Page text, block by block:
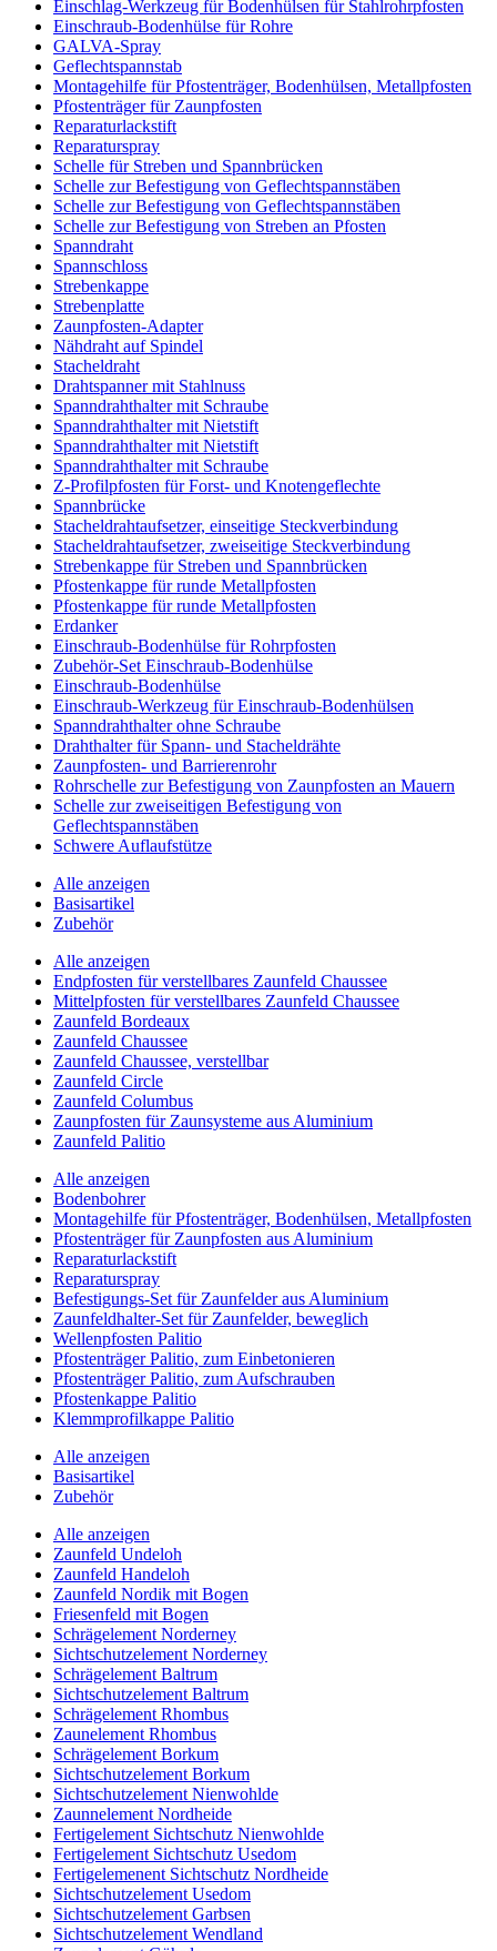
Einschlag-Werkzeug für Bodenhülsen für Stahlrohrpfosten
Einschraub-Bodenhülse für Rohre
GALVA-Spray
Geflechtspannstab
Montagehilfe für Pfostenträger, Bodenhülsen, Metallpfosten
Pfostenträger für Zaunpfosten
Reparaturlackstift
Reparaturspray
Schelle für Streben und Spannbrücken
Schelle zur Befestigung von Geflechtspannstäben
Schelle zur Befestigung von Geflechtspannstäben
Schelle zur Befestigung von Streben an Pfosten
Spanndraht
Spannschloss
Strebenkappe
Strebenplatte
Zaunpfosten-Adapter
Nähdraht auf Spindel
Stacheldraht
Drahtspanner mit Stahlnuss
Spanndrahthalter mit Schraube
Spanndrahthalter mit Nietstift
Spanndrahthalter mit Nietstift
Spanndrahthalter mit Schraube
Z-Profilpfosten für Forst- und Knotengeflechte
Spannbrücke
Stacheldrahtaufsetzer, einseitige Steckverbindung
Stacheldrahtaufsetzer, zweiseitige Steckverbindung
Strebenkappe für Streben und Spannbrücken
Pfostenkappe für runde Metallpfosten
Pfostenkappe für runde Metallpfosten
Erdanker
Einschraub-Bodenhülse für Rohrpfosten
Zubehör-Set Einschraub-Bodenhülse
Einschraub-Bodenhülse
Einschraub-Werkzeug für Einschraub-Bodenhülsen
Spanndrahthalter ohne Schraube
Drahthalter für Spann- und Stacheldrähte
Zaunpfosten- und Barrierenrohr
Rohrschelle zur Befestigung von Zaunpfosten an Mauern
Schelle zur zweiseitigen Befestigung von
Geflechtspannstäben
Schwere Auflaufstütze
Alle anzeigen
Basisartikel
Zubehör
Alle anzeigen
Endpfosten für verstellbares Zaunfeld Chaussee
Mittelpfosten für verstellbares Zaunfeld Chaussee
Zaunfeld Bordeaux
Zaunfeld Chaussee
Zaunfeld Chaussee, verstellbar
Zaunfeld Circle
Zaunfeld Columbus
Zaunpfosten für Zaunsysteme aus Aluminium
Zaunfeld Palitio
Alle anzeigen
Bodenbohrer
Montagehilfe für Pfostenträger, Bodenhülsen, Metallpfosten
Pfostenträger für Zaunpfosten aus Aluminium
Reparaturlackstift
Reparaturspray
Befestigungs-Set für Zaunfelder aus Aluminium
Zaunfeldhalter-Set für Zaunfelder, beweglich
Wellenpfosten Palitio
Pfostenträger Palitio, zum Einbetonieren
Pfostenträger Palitio, zum Aufschrauben
Pfostenkappe Palitio
Klemmprofilkappe Palitio
Alle anzeigen
Basisartikel
Zubehör
Alle anzeigen
Zaunfeld Undeloh
Zaunfeld Handeloh
Zaunfeld Nordik mit Bogen
Friesenfeld mit Bogen
Schrägelement Norderney
Sichtschutzelement Norderney
Schrägelement Baltrum
Sichtschutzelement Baltrum
Schrägelement Rhombus
Zaunelement Rhombus
Schrägelement Borkum
Sichtschutzelement Borkum
Sichtschutzelement Nienwohlde
Zaunnelement Nordheide
Fertigelement Sichtschutz Nienwohlde
Fertigelement Sichtschutz Usedom
Fertigelemenent Sichtschutz Nordheide
Sichtschutzelement Usedom
Sichtschutzelement Garbsen
Sichtschutzelement Wendland